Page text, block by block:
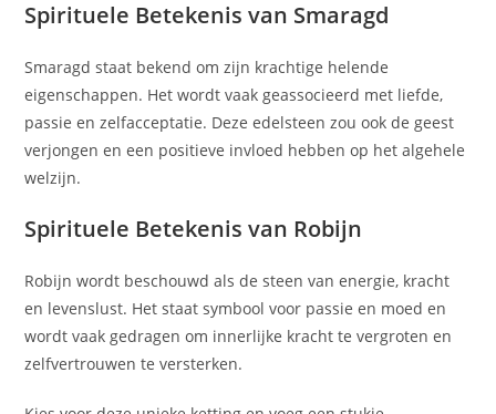
Spirituele Betekenis van Smaragd
Smaragd staat bekend om zijn krachtige helende
eigenschappen. Het wordt vaak geassocieerd met liefde,
passie en zelfacceptatie. Deze edelsteen zou ook de geest
verjongen en een positieve invloed hebben op het algehele
welzijn.
Spirituele Betekenis van Robijn
Robijn wordt beschouwd als de steen van energie, kracht
en levenslust. Het staat symbool voor passie en moed en
wordt vaak gedragen om innerlijke kracht te vergroten en
zelfvertrouwen te versterken.